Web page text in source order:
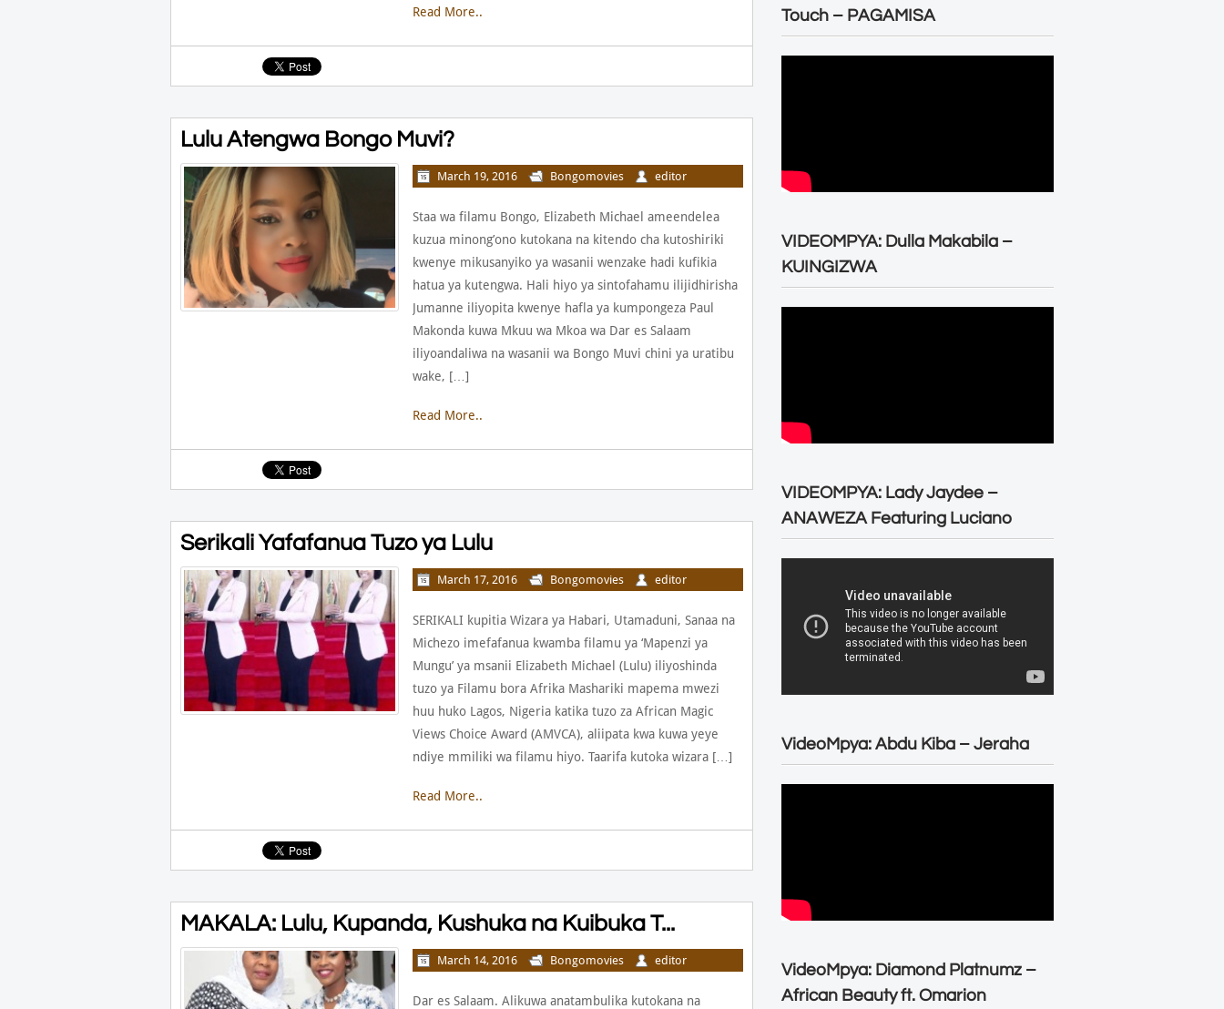
Read More..
Lulu Atengwa Bongo Muvi?
March 19, 2016 Bongomovies editor
Staa wa filamu Bongo, Elizabeth Michael ameendelea
kuzua minong’ono kutokana na kitendo cha kutoshiriki
kwenye mikusanyiko ya wasanii wenzake hadi kufikia
hatua ya kutengwa. Hali hiyo ya sintofahamu ilijidhirisha
Jumanne iliyopita kwenye hafla ya kumpongeza Paul
Makonda kuwa Mkuu wa Mkoa wa Dar es Salaam
iliyoandaliwa na wasanii wa Bongo Muvi chini ya uratibu
wake, […]
Read More..
Serikali Yafafanua Tuzo ya Lulu
March 17, 2016 Bongomovies editor
SERIKALI kupitia Wizara ya Habari, Utamaduni, Sanaa na
Michezo imefafanua kwamba filamu ya ‘Mapenzi ya
Mungu’ ya msanii Elizabeth Michael (Lulu) iliyoshinda
tuzo ya Filamu bora Afrika Mashariki mapema mwezi
huu huko Lagos, Nigeria katika tuzo za African Magic
Views Choice Award (AMVCA), aliipata kwa kuwa yeye
ndiye mmiliki wa filamu hiyo. Taarifa kutoka wizara […]
Read More..
MAKALA: Lulu, Kupanda, Kushuka na Kuibuka T...
March 14, 2016 Bongomovies editor
Dar es Salaam. Alikuwa anatambulika kutokana na
Touch – PAGAMISA
VIDEOMPYA: Dulla Makabila –
KUINGIZWA
VIDEOMPYA: Lady Jaydee –
ANAWEZA Featuring Luciano
VideoMpya: Abdu Kiba – Jeraha
VideoMpya: Diamond Platnumz –
African Beauty ft. Omarion